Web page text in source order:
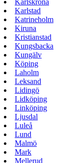
Karlskrona
Karlstad
Katrineholm
Kiruna
Kristianstad
Kungsbacka
Kungälv
Köping
Laholm
Leksand
Lidingö
Lidköping
Linköping
Ljusdal
Luleå
Lund
Malmö
Mark
Mellerud